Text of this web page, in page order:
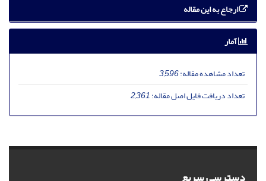
ارجاع به این مقاله
آمار
تعداد مشاهده مقاله:3,596
تعداد دریافت فایل اصل مقاله:2,361